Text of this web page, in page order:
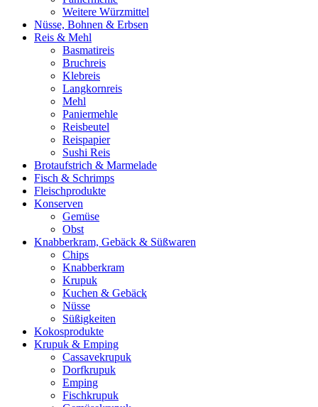
Weitere Würzmittel
Nüsse, Bohnen & Erbsen
Reis & Mehl
Basmatireis
Bruchreis
Klebreis
Langkornreis
Mehl
Paniermehle
Reisbeutel
Reispapier
Sushi Reis
Brotaufstrich & Marmelade
Fisch & Schrimps
Fleischprodukte
Konserven
Gemüse
Obst
Knabberkram, Gebäck & Süßwaren
Chips
Knabberkram
Krupuk
Kuchen & Gebäck
Nüsse
Süßigkeiten
Kokosprodukte
Krupuk & Emping
Cassavekrupuk
Dorfkrupuk
Emping
Fischkrupuk